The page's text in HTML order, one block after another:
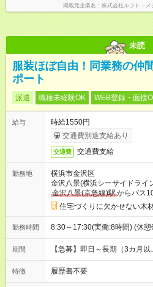
掲載元企業名 株式会社ルフト・
未読
服装ほぼ自由！同業務の仲
ポート
派遣 職種未経験OK WEB登録・面接
給与
時給1550円
交通費別途支給あり
交通費 交通費支給
勤務地
横浜市金沢区
金沢八景(横浜シーサイドライ
金沢八景(京急線)駅からバス
住宅づくりに欠かせない木
勤務時間 8:30～17:30(実働:8時間) (休憩
期間 【急募】即日～長期（3カ月
特徴 履歴書不要